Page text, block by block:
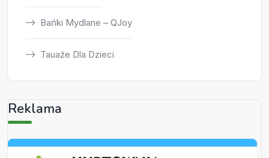
Bańki Mydlane – QJoy
Tauaże Dla Dzieci
Reklama